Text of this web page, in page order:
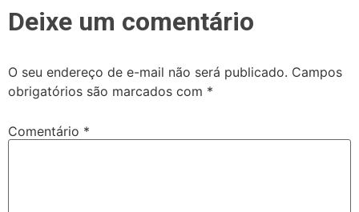
Deixe um comentário
O seu endereço de e-mail não será publicado. Campos
obrigatórios são marcados com *
Comentário *